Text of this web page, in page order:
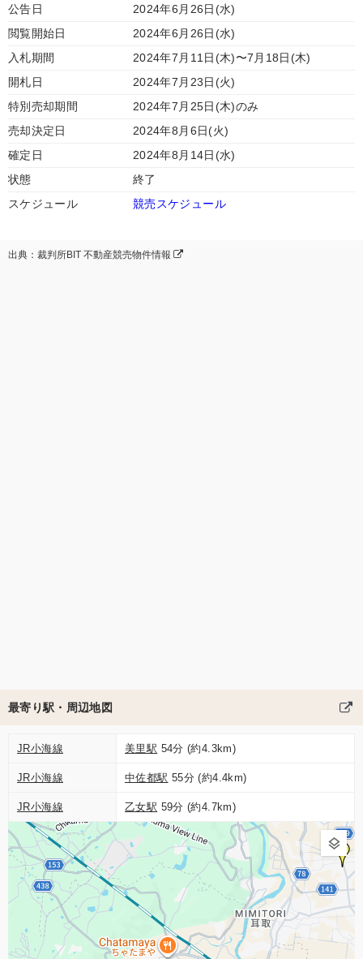
公告日
2024年6月26日(水)
閲覧開始日
2024年6月26日(水)
入札期間
2024年7月11日(木)〜7月18日(木)
開札日
2024年7月23日(火)
特別売却期間
2024年7月25日(木)のみ
売却決定日
2024年8月6日(火)
確定日
2024年8月14日(水)
状態
終了
スケジュール
競売スケジュール
出典：裁判所BIT 不動産競売物件情報
最寄り駅・周辺地図
JR小海線 美里駅 54分 (約4.3km)
JR小海線 中佐都駅 55分 (約4.4km)
JR小海線 乙女駅 59分 (約4.7km)
1